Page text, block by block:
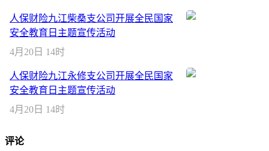
人保财险九江柴桑支公司开展全民国家
安全教育日主题宣传活动
4月20日 14时
人保财险九江永修支公司开展全民国家
安全教育日主题宣传活动
4月20日 14时
评论